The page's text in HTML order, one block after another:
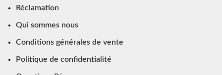
Réclamation
Qui sommes nous
Conditions générales de vente
Politique de confidentialité